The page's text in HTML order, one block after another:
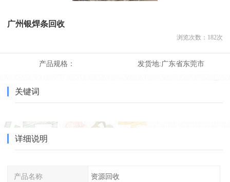
广州银焊条回收
浏览次数： 182次
产品规格： 发货地:广东省东莞市
关键词
详细说明
产品名称 资源回收